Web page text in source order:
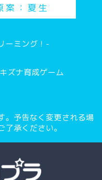
案：夏生
ーミング！-
ズナ育成ゲーム
。予告なく変更される場
承ください。